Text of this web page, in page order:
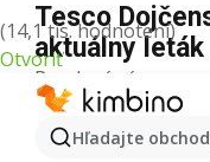
(14,1 tis. hodnotení)
Otvoriť
Hľadajte
Tesco
aktuálny leták
Pre daný výraz sme
Ďalšie
Tesco Kapor